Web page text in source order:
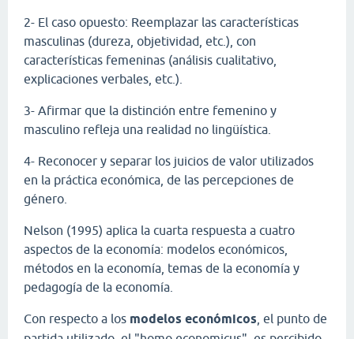
2- El caso opuesto: Reemplazar las características
masculinas (dureza, objetividad, etc.), con
características femeninas (análisis cualitativo,
explicaciones verbales, etc.).
3- Afirmar que la distinción entre femenino y
masculino refleja una realidad no lingüística.
4- Reconocer y separar los juicios de valor utilizados
en la práctica económica, de las percepciones de
género.
Nelson (1995) aplica la cuarta respuesta a cuatro
aspectos de la economía: modelos económicos,
métodos en la economía, temas de la economía y
pedagogía de la economía.
Con respecto a los modelos económicos , el punto de